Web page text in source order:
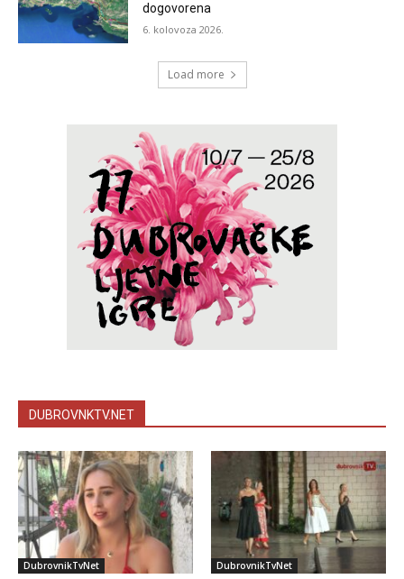
dogovorena
6. kolovoza 2026.
Load more
DUBROVNKTV.NET
DubrovnikTvNet DubrovnikTvNet